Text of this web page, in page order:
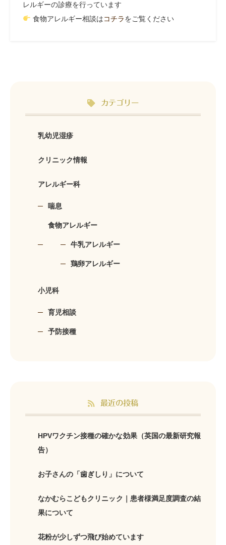
レルギーの診療を行っています
食物アレルギー相談はコチラをご覧ください
カテゴリー
乳幼児湿疹
クリニック情報
アレルギー科
喘息
食物アレルギー
牛乳アレルギー
鶏卵アレルギー
小児科
育児相談
予防接種
最近の投稿
HPVワクチン接種の確かな効果（英国の最新研究報
告）
お子さんの「歯ぎしり」について
なかむらこどもクリニック｜患者様満足度調査の結
果について
花粉が少しずつ飛び始めています